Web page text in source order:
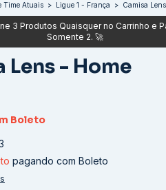
Time Atuais > Ligue 1 - França > Camisa
Lens - Home
Boleto
pagando com Boleto